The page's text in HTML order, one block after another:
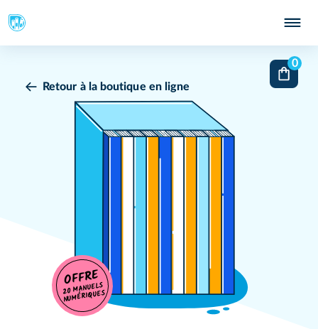
Retour à la boutique en ligne
OFFRE
20 MANUELS
NUMÉRIQUES
0